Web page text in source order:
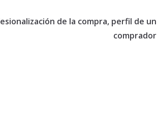
de la compra, perfil de un
comprador